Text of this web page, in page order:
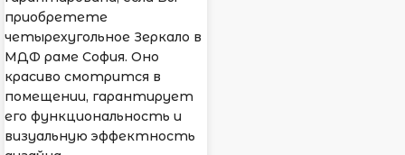
приобретете
четырехугольное Зеркало в
МДФ раме София. Оно
красиво смотрится в
помещении, гарантирует
его функциональность и
визуальную эффектность